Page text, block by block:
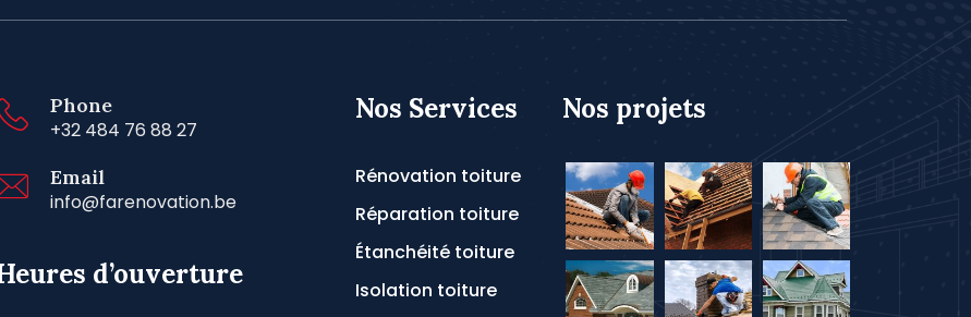
Phone
+32 484 76 88 27
Email
info@farenovation.be
d’ouverture
Nos Services
Rénovation toiture
Réparation toiture
Étanchéité toiture
Isolation toiture
Nos projets